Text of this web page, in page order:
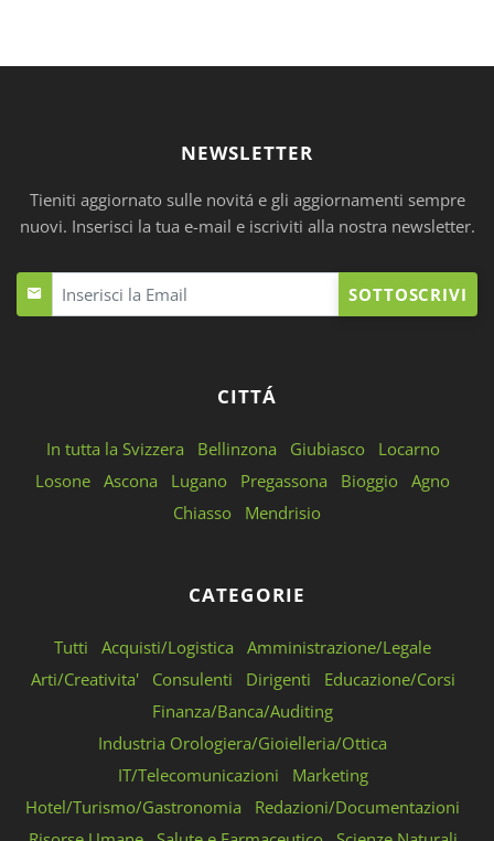
NEWSLETTER
Tieniti aggiornato sulle novitá e gli aggiornamenti sempre
nuovi. Inserisci la tua e-mail e iscriviti alla nostra newsletter.
SOTTOSCRIVI
CITTÁ
In tutta la Svizzera Bellinzona Giubiasco
Locarno
Losone Ascona Lugano Pregassona Bioggio Agno
Chiasso
Mendrisio
CATEGORIE
Tutti Acquisti/Logistica
Amministrazione/Legale
Arti/Creativita'
Consulenti Dirigenti
Educazione/Corsi
Finanza/Banca/Auditing
Industria Orologiera/Gioielleria/Ottica
IT/Telecomunicazioni
Marketing
Hotel/Turismo/Gastronomia
Redazioni/Documentazioni